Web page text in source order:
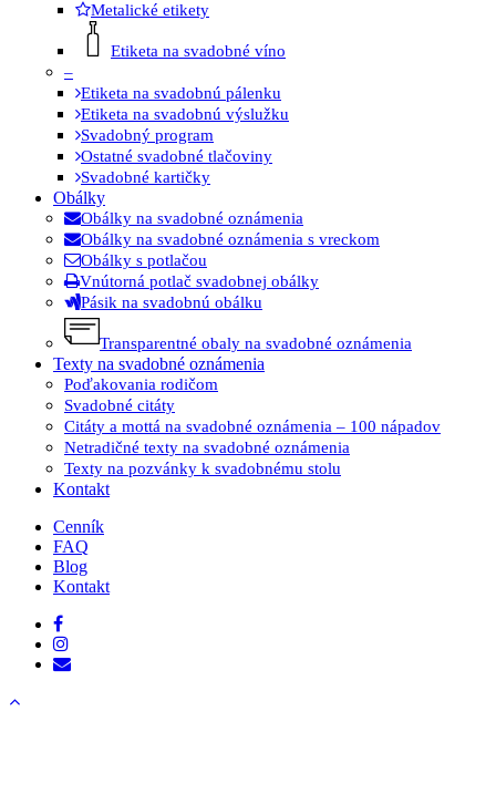
Metalické etikety
Etiketa na svadobné víno
–
Etiketa na svadobnú pálenku
Etiketa na svadobnú výslužku
Svadobný program
Ostatné svadobné tlačoviny
Svadobné kartičky
Obálky
Obálky na svadobné oznámenia
Obálky na svadobné oznámenia s vreckom
Obálky s potlačou
Vnútorná potlač svadobnej obálky
Pásik na svadobnú obálku
Transparentné obaly na svadobné oznámenia
Texty na svadobné oznámenia
Poďakovania rodičom
Svadobné citáty
Citáty a mottá na svadobné oznámenia – 100 nápadov
Netradičné texty na svadobné oznámenia
Texty na pozvánky k svadobnému stolu
Kontakt
Cenník
FAQ
Blog
Kontakt
facebook
instagram
email